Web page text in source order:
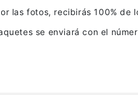
las fotos, recibirás 100%
se enviará con el